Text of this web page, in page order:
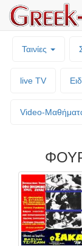
Ταινίες
live TV
Video-